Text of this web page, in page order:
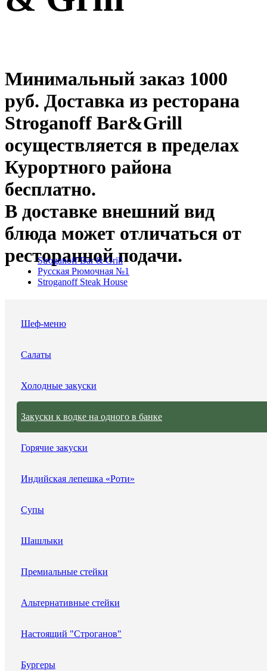
Минимальный заказ 1000
руб. Доставка из ресторана
Stroganoff Bar&Grill
осуществляется в пределах
Курортного района
бесплатно.
В доставке внешний вид
блюда может отличаться от
ресторанной подачи.
Stroganoff Bar & Grill
Русская Рюмочная №1
Stroganoff Steak House
Шеф-меню
Салаты
Холодные закуски
Закуски к водке на одного в банке
Горячие закуски
Индийская лепешка «Роти»
Супы
Шашлыки
Премиальные стейки
Альтернативные стейки
Настоящий "Строганов"
Бургеры